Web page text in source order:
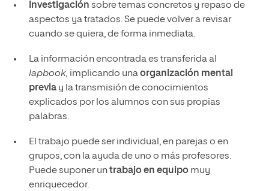
Investigación sobre temas concretos y repaso de
aspectos ya tratados. Se puede volver a revisar
cuando se quiera, de forma inmediata.
La información encontrada es transferida al
lapbook, implicando unaorganización mental
previay la transmisión de conocimientos
explicados por los alumnos con sus propias
palabras.
El trabajo puede ser individual, en parejas o en
grupos, con la ayuda de uno o más profesores.
Puede suponer untrabajo en equipomuy
enriquecedor.